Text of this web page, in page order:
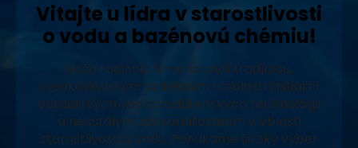
Vitajte u lídra v starostlivosti
o vodu a bazénovú chémiu!
Naša rodinná firma sa pýši tradíciou,
vysokoškolským vzdelaním v oblasti čistiarní
odpadových vôd a vodárenských technológií
a neustálym zdokonaľovaním v oblasti
starostlivosti o vodu. Ponúkame široký výber